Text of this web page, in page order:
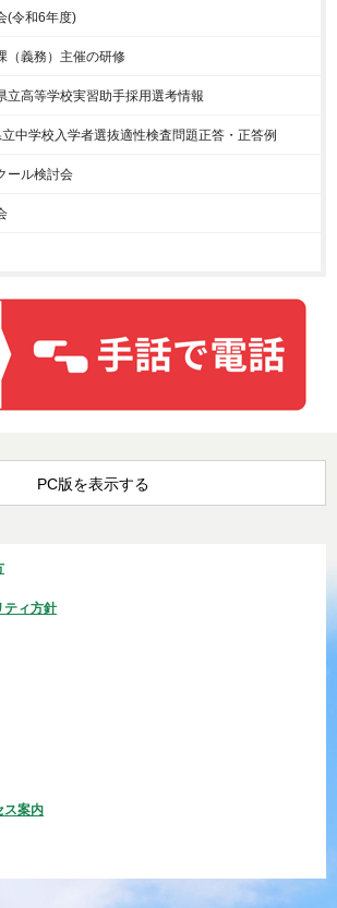
(令和6年度)
（義務）主催の研修
立高等学校実習助手採用選考情報
中学校入学者選抜適性検査問題正答・正答例
ール検討会
PC版を表示する
ティ方針
ス案内